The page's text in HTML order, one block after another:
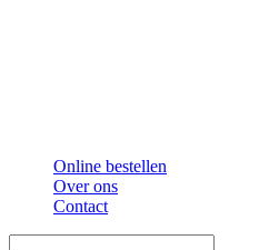
Online bestellen
Over ons
Contact